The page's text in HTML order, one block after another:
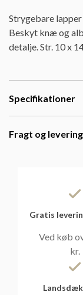
Strygebare
Beskyt knæ og
detalje. Str. 10 x
Specifikationer
Fragt og levering
Gratis
Ved køb
kr.